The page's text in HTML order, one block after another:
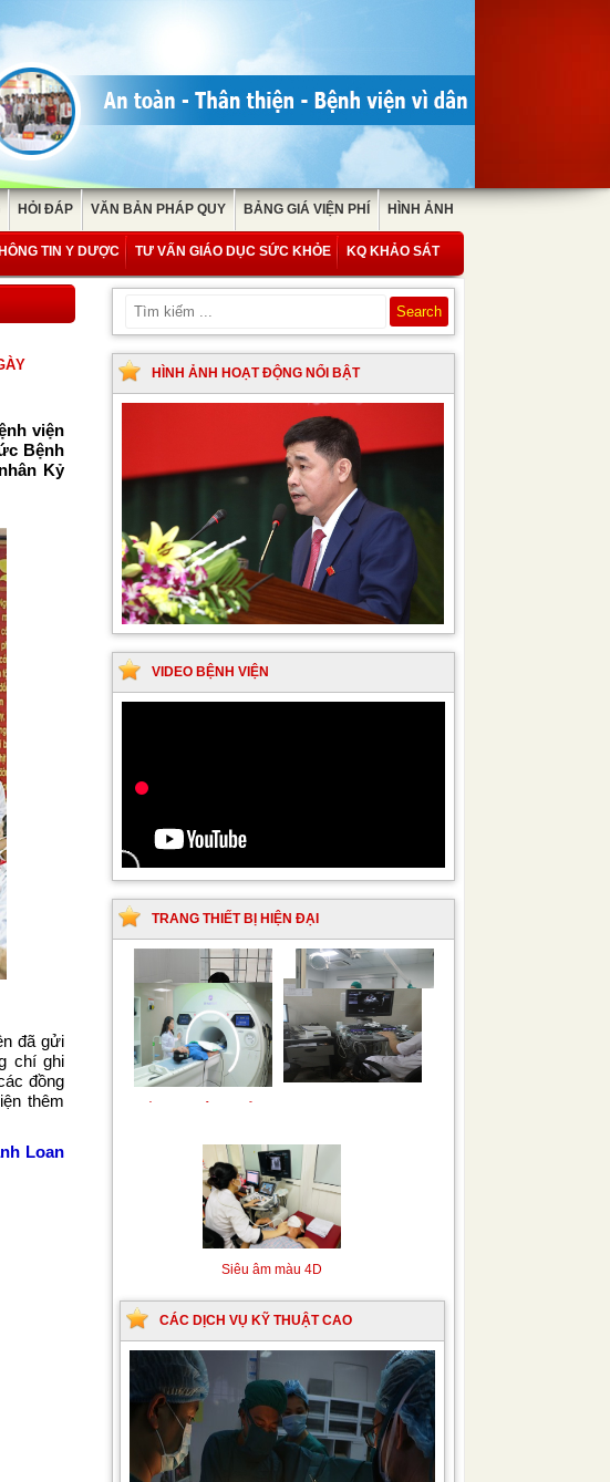
HỎI ĐÁP VĂN BẢN PHÁP QUY BẢNG GIÁ VIỆN PHÍ HÌNH ẢNH
TIN Y DƯỢC TƯ VẤN GIÁO DỤC SỨC KHỎE KQ KHẢO SÁT
viện
Bệnh
Kỷ
đã gửi
chí ghi
đồng
thêm
Loan
HÌNH ẢNH HOẠT ĐỘNG NỔI BẬT
VIDEO BỆNH VIỆN
TRANG THIẾT BỊ HIỆN ĐẠI
Siêu âm Doppler xuyên
sọ
Kỹ thuật chụp mạch máu
Siêu âm màu 4D
CÁC DỊCH VỤ KỸ THUẬT CAO